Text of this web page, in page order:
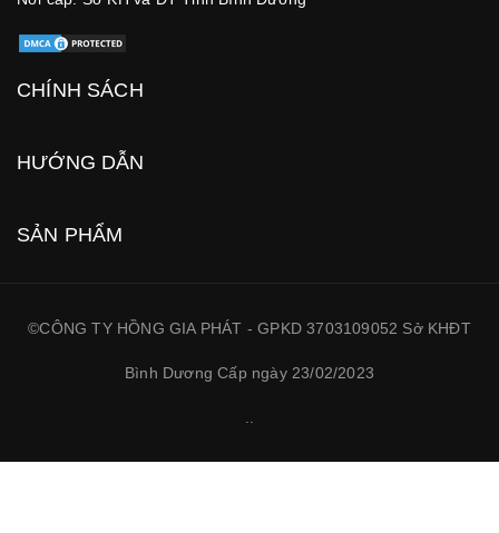
CHÍNH SÁCH
HƯỚNG DẪN
SẢN PHẨM
©CÔNG TY HỒNG GIA PHÁT - GPKD 3703109052 Sở KHĐT
Bình Dương Cấp ngày 23/02/2023
..